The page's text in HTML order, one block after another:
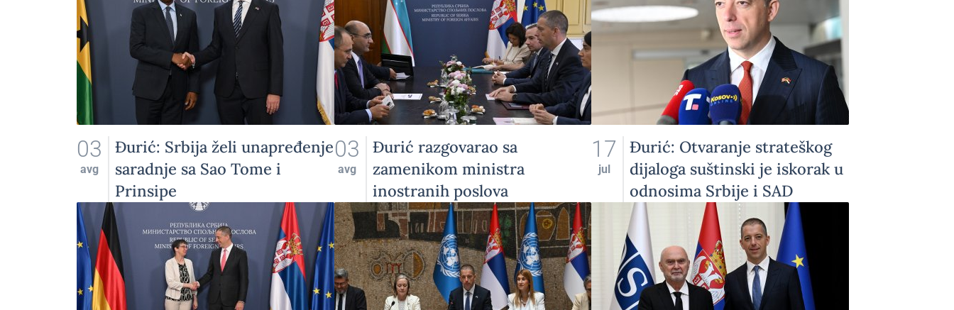
03
avg
Đurić: Srbija želi unapređenje
saradnje sa Sao Tome i
Prinsipe
03
avg
Đurić razgovarao sa
zamenikom ministra
inostranih poslova
Uzbekistana o daljem
unapređenju bilateralnih
odnosa
17
jul
Đurić: Otvaranje strateškog
dijaloga suštinski je iskorak u
odnosima Srbije i SAD